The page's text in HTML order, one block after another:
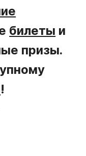
билеты и
призы.
!